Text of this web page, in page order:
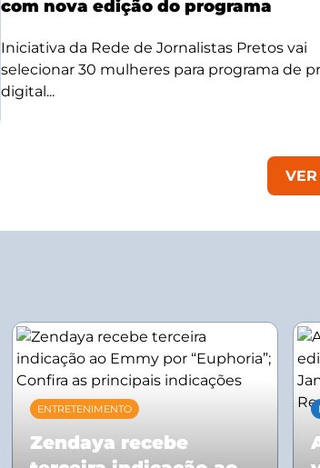
com nova edição do programa
Iniciativa da Rede de Jornalistas Pretos vai
selecionar 30 mulheres para programa de
digital...
ENTRETENIMENTO
Zendaya recebe